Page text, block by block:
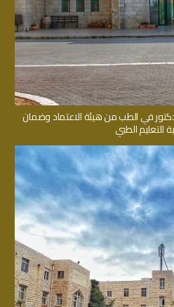
في الطب من هيئة الاعتماد وضمان
للتعليم الطبي